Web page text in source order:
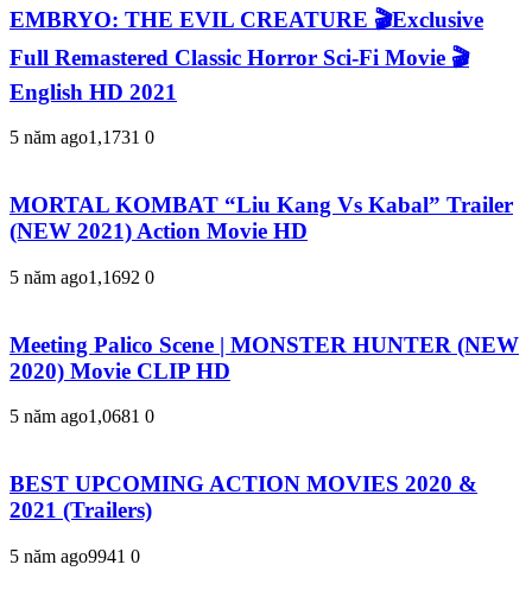
EMBRYO: THE EVIL CREATURE 🎬Exclusive
Full Remastered Classic Horror Sci-Fi Movie 🎬
English HD 2021
5 năm ago1,1731 0
MORTAL KOMBAT “Liu Kang Vs Kabal” Trailer
(NEW 2021) Action Movie HD
5 năm ago1,1692 0
Meeting Palico Scene | MONSTER HUNTER (NEW
2020) Movie CLIP HD
5 năm ago1,0681 0
BEST UPCOMING ACTION MOVIES 2020 &
2021 (Trailers)
5 năm ago9941 0